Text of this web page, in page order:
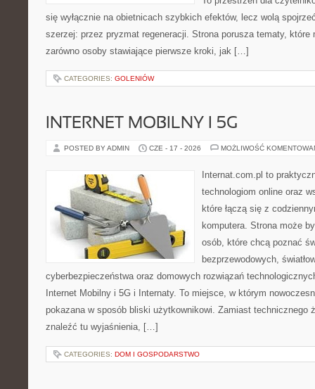
się wyłącznie na obietnicach szybkich efektów, lecz wolą
szerzej: przez pryzmat regeneracji. Strona porusza tematy, które
zarówno osoby stawiające pierwsze kroki, jak […]
CATEGORIES: GOLENIÓW
INTERNET MOBILNY I 5G
POSTED BY ADMIN CZE - 17 - 2026 MOŻLIWOŚĆ
Internat.com.pl to
technologiom online oraz
które łączą się z
komputera. Strona może
osób, które chcą poznać
bezprzewodowych,
cyberbezpieczeństwa oraz domowych rozwiązań
Internet Mobilny i 5G i Internaty. To miejsce, w którym
pokazana w sposób bliski użytkownikowi. Zamiast technicznego
znaleźć tu wyjaśnienia, […]
CATEGORIES: DOM I GOSPODARSTWO